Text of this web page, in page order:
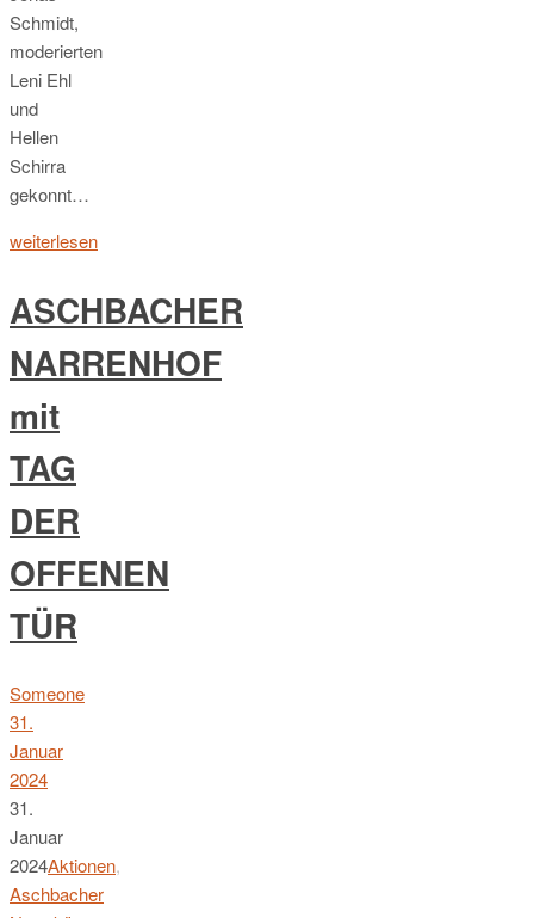
Schmidt,
moderierten
Leni Ehl
und
Hellen
Schirra
gekonnt…
weiterlesen
ASCHBACHER
NARRENHOF
mit
TAG
DER
OFFENEN
TÜR
Someone
31.
Januar
2024
31.
Januar
2024Aktionen,
Aschbacher